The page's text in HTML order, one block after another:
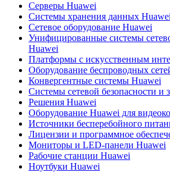
Серверы Huawei
Системы хранения данных Huawei
Сетевое оборудование Huawei
Унифицированные системы
Huawei
Платформы с искусственным
Оборудование беспроводных
Конвергентные системы Huawei
Системы сетевой безопасности и
Решения Huawei
Оборудование Huawei для
Источники бесперебойного
Лицензии и программное
Мониторы и LED-панели Huawei
Рабочие станции Huawei
Ноутбуки Huawei